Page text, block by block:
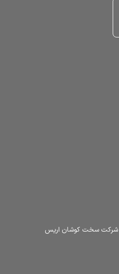
شرکت سخت کوشان اریس